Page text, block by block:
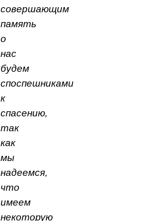
совершающим
память
о
нас
будем
споспешниками
к
спасению,
так
как
мы
надеемся,
что
имеем
некоторую